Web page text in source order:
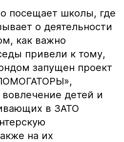
посещает школы, где
о деятельности
как важно
привели к тому,
запущен проект
детей и
в ЗАТО
на их